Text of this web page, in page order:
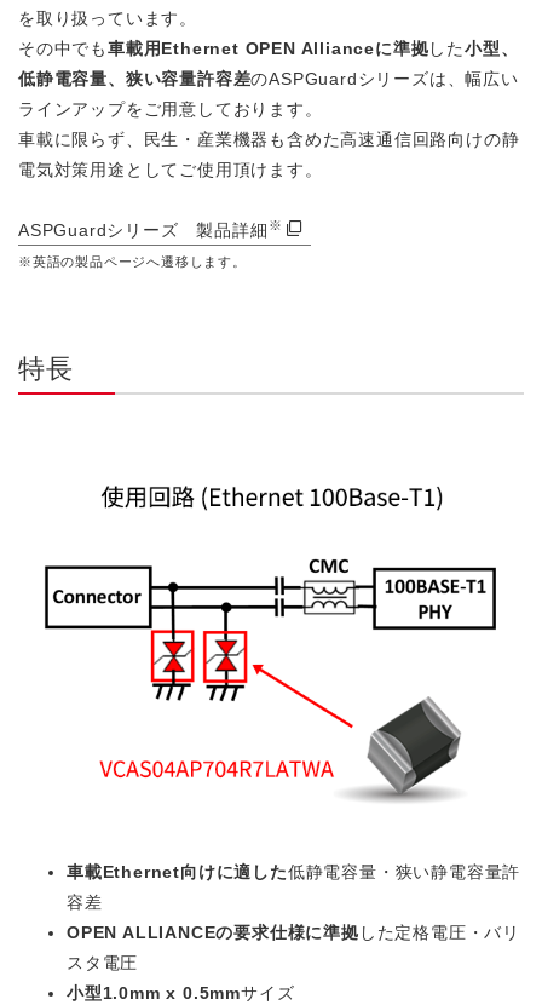
を取り扱っています。
その中でも車載用Ethernet OPEN Allianceに準拠した小型、
低静電容量、狭い容量許容差のASPGuardシリーズは、幅広い
ラインアップをご用意しております。
車載に限らず、民生・産業機器も含めた高速通信回路向けの静
電気対策用途としてご使用頂けます。
ASPGuardシリーズ 製品詳細 ※
※英語の製品ページへ遷移します。
特長
車載Ethernet向けに適した低静電容量・狭い静電容量許
容差
OPEN ALLIANCEの要求仕様に準拠 した定格電圧・バリ
スタ電圧
小型1.0mm x 0.5mmサイズ